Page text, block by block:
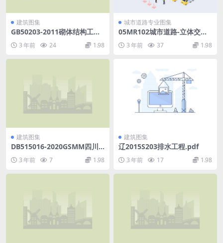
建筑图集
GB50203-2011砌体结构工程
3 年前 24 1.98
城市道路专业图集
05MR102城市道路-立体交叉
3 年前 37 1.98
建筑图集
DB515016-2020GSMM四川
省城市园林绿化施工技术标准
古树名木及古树后续资源养护
3 年前 7 1.98
建筑图集
辽2015S203排水工程.pdf
3 年前 17 1.98